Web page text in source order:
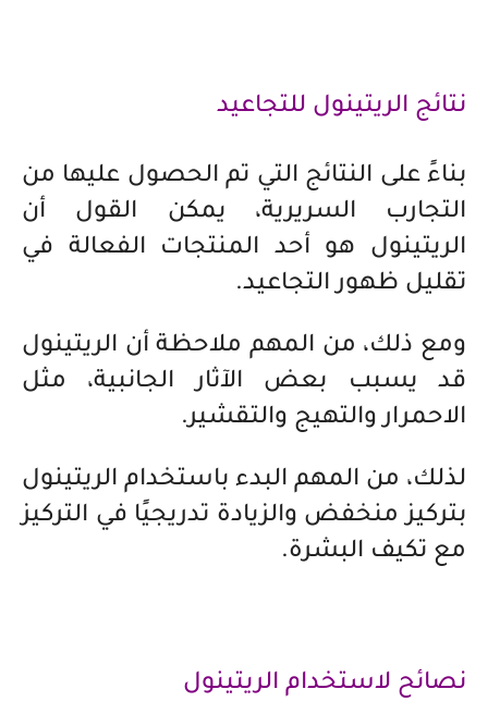
نتائج الريتينول للتجاعيد
بناءً على النتائج التي تم الحصول عليها من
التجارب السريرية، يمكن القول أن
الريتينول هو أحد المنتجات الفعالة في
تقليل ظهور التجاعيد.
ومع ذلك، من المهم ملاحظة أن الريتينول
قد يسبب بعض الآثار الجانبية، مثل
الاحمرار والتهيج والتقشير.
لذلك، من المهم البدء باستخدام الريتينول
بتركيز منخفض والزيادة تدريجيًا في التركيز
مع تكيف البشرة.
نصائح لاستخدام الريتينول